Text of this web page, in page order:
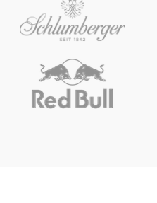
Alle anzeigen